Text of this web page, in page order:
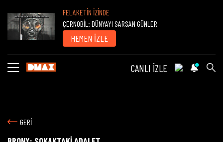
FELAKETİN İZİNDE
ÇERNOBİL: DÜNYAYI SARSAN GÜNLER
HEMEN İZLE
CANLI İZLE
GERİ